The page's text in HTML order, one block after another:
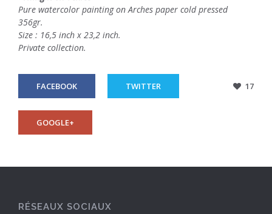
Pure watercolor painting on Arches paper cold pressed
356gr.
Size : 16,5 inch x 23,2 inch.
Private collection.
FACEBOOK TWITTER
GOOGLE+
17
RÉSEAUX SOCIAUX